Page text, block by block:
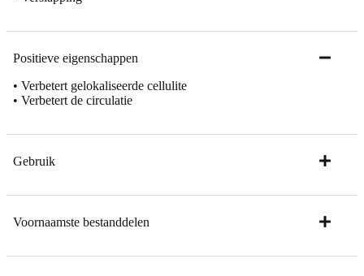
Positieve eigenschappen
• Verbetert gelokaliseerde cellulite
• Verbetert de circulatie
Gebruik
Voornaamste bestanddelen